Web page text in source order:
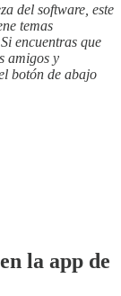
del software, este
temas
encuentras que
amigos y
botón de abajo
la app de